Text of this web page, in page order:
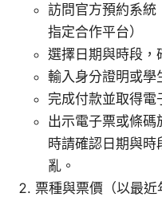
訪問官方預約系統
指定合作平台）
選擇日期與時段，
輸入身分證明或學
完成付款並取得電
出示電子票或條碼
時請確認日期與時
亂。
票種與票價（以最